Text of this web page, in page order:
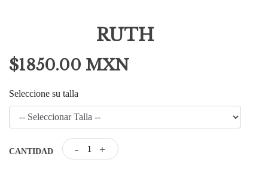
RUTH
$1850.00 MXN
Seleccione su talla
CANTIDAD - +